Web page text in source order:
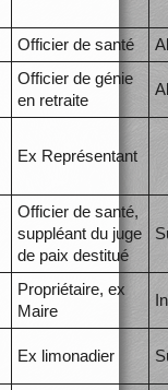
Officier de santé
Officier de génie
en retraite
Ex Représentant
Officier de santé,
suppléant du juge
de paix destitué
Propriétaire, ex
Maire
Ex limonadier